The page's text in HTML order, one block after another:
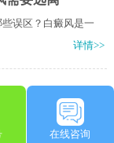
误区？白癜风是一
详情>>
在线咨询